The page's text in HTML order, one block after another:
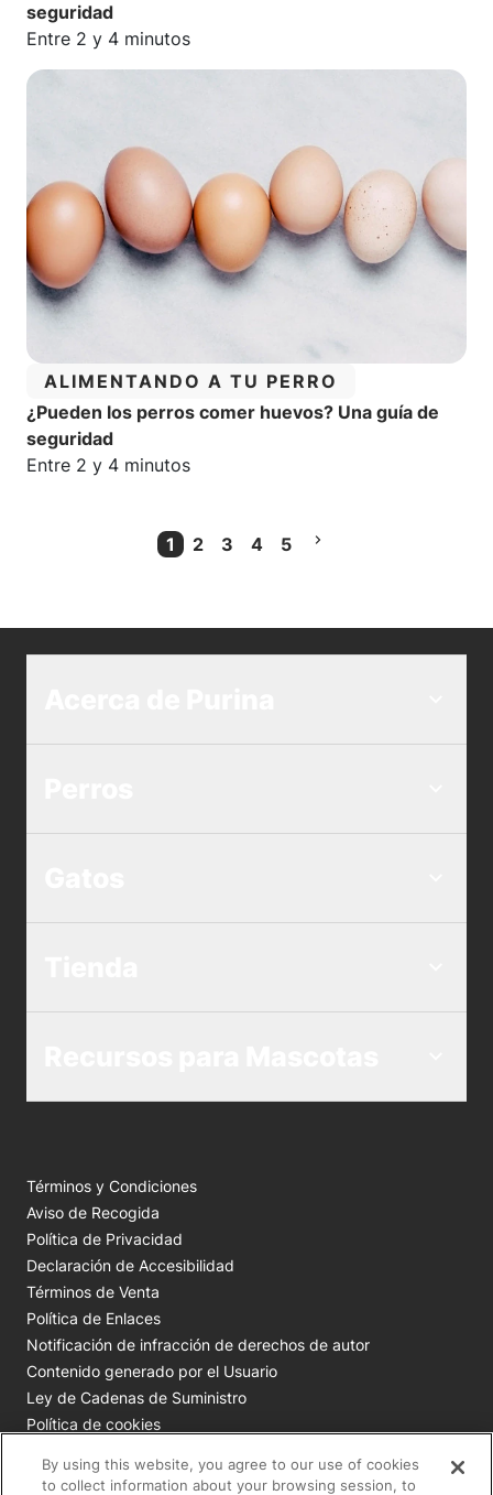
seguridad
Tiempo estimado de lectura:
Entre 2 y 4 minutos
CATEGORÍA:
ALIMENTANDO A TU PERRO
¿Pueden los perros comer huevos? Una guía de
seguridad
Tiempo estimado de lectura:
Entre 2 y 4 minutos
1
Current Page
2 3 4 5
Términos y Condiciones
Aviso de Recogida
Política de Privacidad
Declaración de Accesibilidad
Términos de Venta
Política de Enlaces
Notificación de infracción de derechos de autor
Contenido generado por el Usuario
Ley de Cadenas de Suministro
Política de cookies
By using this website, you agree to our use of cookies
to collect information about your browsing session, to